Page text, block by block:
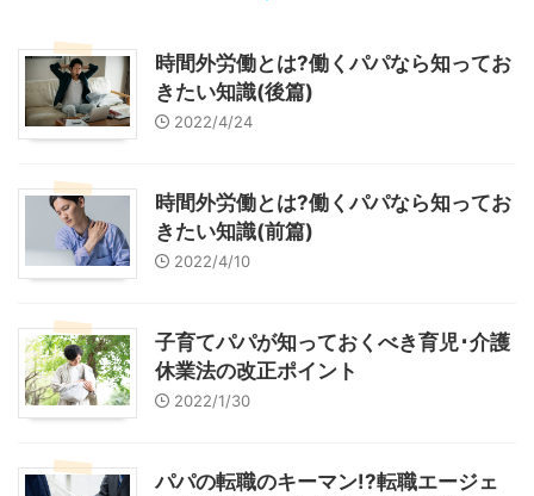
時間外労働とは?働くパパなら知ってお
きたい知識(後篇)
2022/4/24
時間外労働とは?働くパパなら知ってお
きたい知識(前篇)
2022/4/10
子育てパパが知っておくべき育児･介護
休業法の改正ポイント
2022/1/30
パパの転職のキーマン!?転職エージェ